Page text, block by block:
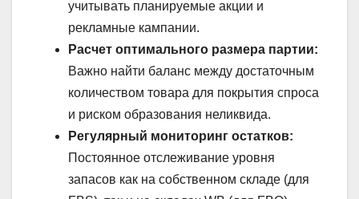
учитывать планируемые акции и
рекламные кампании.
Расчет оптимального размера партии:
Важно найти баланс между достаточным
количеством товара для покрытия спроса
и риском образования неликвида.
Регулярный мониторинг остатков:
Постоянное отслеживание уровня
запасов как на собственном складе (для